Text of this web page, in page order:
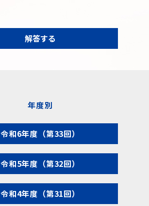
解答する
年度別
令和6年度（第33回）
令和5年度（第32回）
令和4年度（第31回）